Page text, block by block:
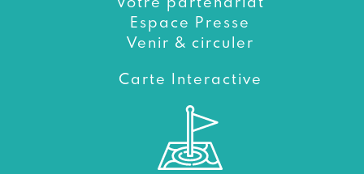
Espace Presse
Venir & circuler
Carte Interactive